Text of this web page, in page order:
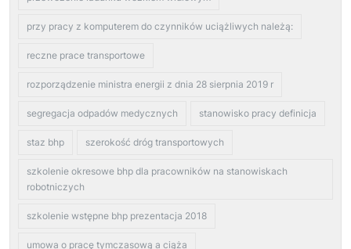
przy pracy z komputerem do czynników uciążliwych należą:
reczne prace transportowe
rozporządzenie ministra energii z dnia 28 sierpnia 2019 r
segregacja odpadów medycznych stanowisko pracy definicja
staz bhp szerokość dróg transportowych
szkolenie okresowe bhp dla pracowników na stanowiskach
robotniczych
szkolenie wstępne bhp prezentacja 2018
umowa o pracę tymczasową a ciąża